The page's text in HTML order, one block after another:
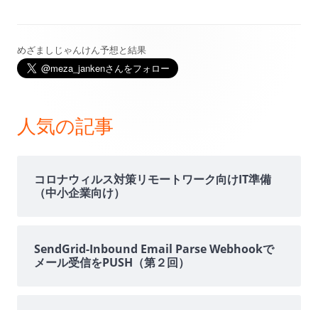
メ
ン
めざましじゃんけん予想と結果
人気の記事
コロナウィルス対策リモートワーク向けIT準備
（中小企業向け）
SendGrid-Inbound Email Parse Webhookで
メール受信をPUSH（第２回）